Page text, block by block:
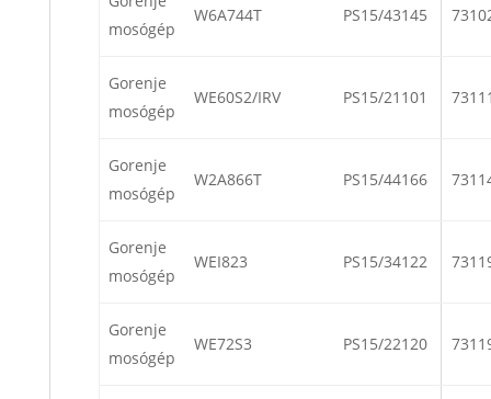
mosógép
W6A744T PS15/43145
Gorenje
mosógép
WE60S2/IRV PS15/21101
Gorenje
mosógép
W2A866T PS15/44166
Gorenje
mosógép
WEI823 PS15/34122
Gorenje
mosógép
WE72S3 PS15/22120